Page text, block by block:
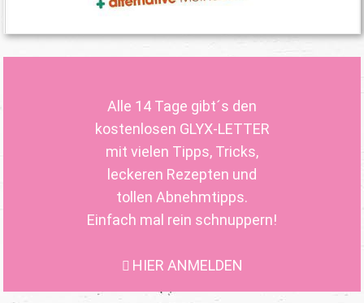
Alle 14 Tage gibt´s den
kostenlosen GLYX-LETTER
mit vielen Tipps, Tricks,
leckeren Rezepten und
tollen Abnehmtipps.
Einfach mal rein schnuppern!
HIER ANMELDEN